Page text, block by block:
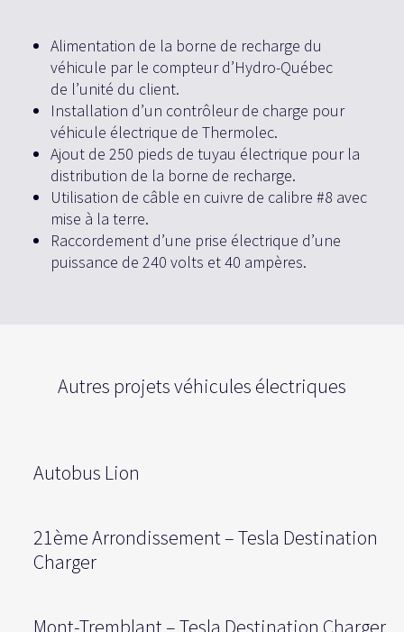
Alimentation de la borne de recharge du
véhicule par le compteur d’Hydro-Québec
de l’unité du client.
Installation d’un contrôleur de charge pour
véhicule électrique de Thermolec.
Ajout de 250 pieds de tuyau électrique pour la
distribution de la borne de recharge.
Utilisation de câble en cuivre de calibre #8 avec
mise à la terre.
Raccordement d’une prise électrique d’une
puissance de 240 volts et 40 ampères.
Autres projets véhicules électriques
Autobus Lion
21ème Arrondissement – Tesla Destination
Charger
Mont-Tremblant – Tesla Destination Charger